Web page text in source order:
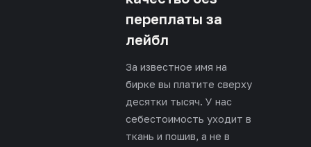
переплаты за
лейбл
За известное имя на
бирке вы платите сверху
десятки тысяч. У нас
себестоимость уходит в
ткань и пошив, а не в